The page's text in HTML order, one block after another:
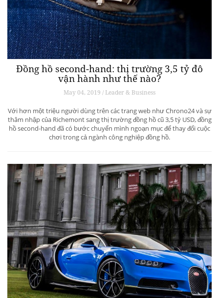
Đồng hồ second-hand: thị trường 3,5 tỷ đô
vận hành như thế nào?
May 04, 2019 / Leader & Business
Với hơn một triệu người dùng trên các trang web như Chrono24 và sự
thâm nhập của Richemont sang thị trường đồng hồ cũ 3,5 tỷ USD, đồng
hồ second-hand đã có bước chuyển mình ngoạn mục để thay đổi cuộc
chơi trong cả ngành công nghiệp đồng hồ.